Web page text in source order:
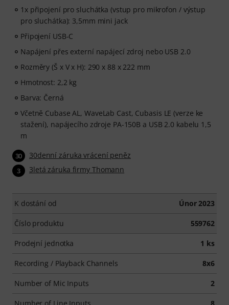
1x připojení pro sluchátka (vstup pro mikrofon / výstup
pro sluchátka): 3,5mm mini jack
Připojení USB-C
Napájení přes externí napájecí zdroj nebo USB 2.0
Rozměry (Š x V x H): 290 x 88 x 222 mm
Hmotnost: 2,2 kg
Barva: Černá
Včetně Cubase AL, WaveLab Cast, Cubasis LE (verze ke
stažení), napájecího zdroje PA-150B a USB 2.0 kabelu 1,5
m
30 30denní záruka vrácení peněz
3 3letá záruka firmy Thomann
K dostání od Únor 2023
Číslo produktu 559762
Prodejní jednotka 1 ks
Recording / Playback Channels 8x6
Number of Mic Inputs 2
Number of Line Inputs 8